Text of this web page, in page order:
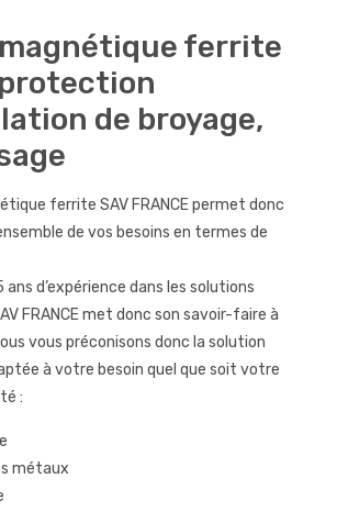
ferrite
de broyage,
ferrite SAV FRANCE permet donc
de vos besoins en termes de
d’expérience dans les solutions
FRANCE met donc son savoir-faire à
vous préconisons donc la solution
à votre besoin quel que soit votre
:
métaux